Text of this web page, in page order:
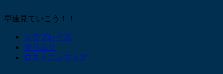
早速見ていこう！！
ソウブレイズ
マリルリ
ロストニンフィア